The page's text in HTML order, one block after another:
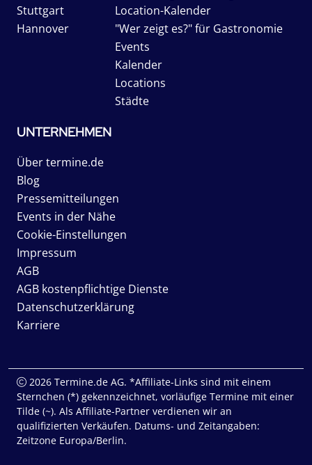
Stuttgart
Hannover
Location-Kalender
"Wer zeigt es?" für Gastronomie
Events
Kalender
Locations
Städte
UNTERNEHMEN
Über termine.de
Blog
Pressemitteilungen
Events in der Nähe
Cookie-Einstellungen
Impressum
AGB
AGB kostenpflichtige Dienste
Datenschutzerklärung
Karriere
2026 Termine.de AG. *Affiliate-Links sind mit einem
Sternchen (*) gekennzeichnet, vorläufige Termine mit einer
Tilde (~). Als Affiliate-Partner verdienen wir an
qualifizierten Verkäufen. Datums- und Zeitangaben:
Zeitzone Europa/Berlin.